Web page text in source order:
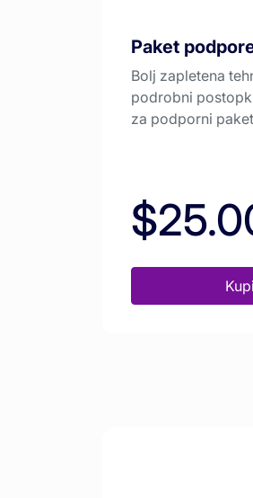
Paket
Bolj zapletena
podrobni
za podporni